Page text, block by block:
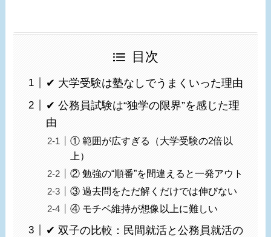
目次
✔ 大学受験は塾なしでうまくいった理由
✔ 公務員試験は“独学の限界”を感じた理
由
① 範囲が広すぎる（大学受験の2倍以
上）
② 勉強の“順番”を間違えると一発アウト
③ 過去問をただ解くだけでは伸びない
④ モチベ維持が想像以上に難しい
✔ 双子の比較：民間就活と公務員就活の